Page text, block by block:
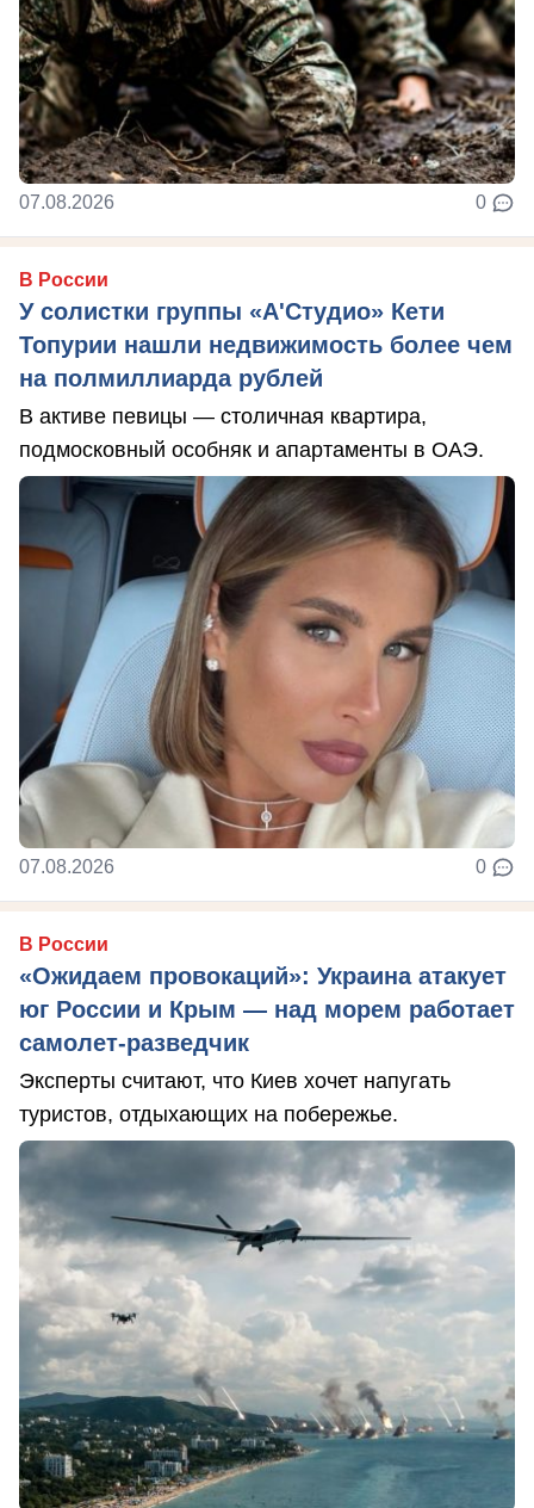
07.08.2026 0
В России
У солистки группы «А'Студио» Кети
Топурии нашли недвижимость более чем
на полмиллиарда рублей
В активе певицы — столичная квартира,
подмосковный особняк и апартаменты в ОАЭ.
07.08.2026 0
В России
«Ожидаем провокаций»: Украина атакует
юг России и Крым — над морем работает
самолет-разведчик
Эксперты считают, что Киев хочет напугать
туристов, отдыхающих на побережье.